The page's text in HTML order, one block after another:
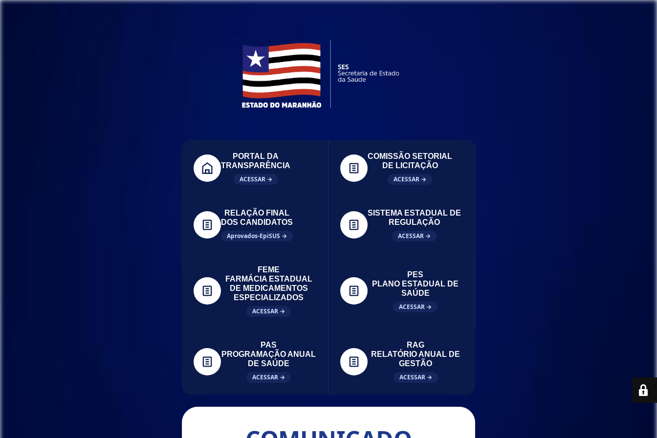
PORTAL DA
TRANSPARÊNCIA
ACESSAR →
COMISSÃO SETORIAL
DE LICITAÇÃO
ACESSAR →
RELAÇÃO FINAL
DOS CANDIDATOS
Aprovados-EpiSUS →
SISTEMA ESTADUAL DE
REGULAÇÃO
ACESSAR →
FEME
FARMÁCIA ESTADUAL
DE MEDICAMENTOS
ESPECIALIZADOS
ACESSAR →
PES
PLANO ESTADUAL DE
SAÚDE
ACESSAR →
PAS
PROGRAMAÇÃO ANUAL
DE SAÚDE
ACESSAR →
RAG
RELATÓRIO ANUAL DE
GESTÃO
ACESSAR →